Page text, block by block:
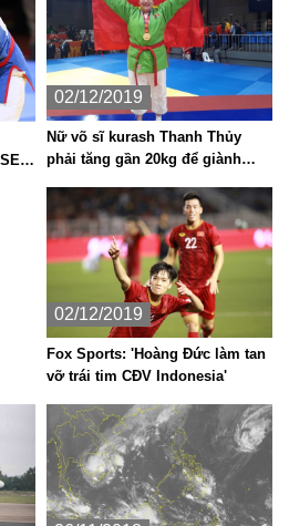
02/12/2019
Nữ võ sĩ kurash Thanh Thủy
phải tăng gần 20kg để giành
02/12/2019
Fox Sports: 'Hoàng Đức làm tan
vỡ trái tim CĐV Indonesia'